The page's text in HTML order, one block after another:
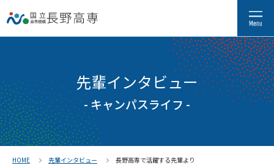
先輩インタビュー
- キャンパスライフ -
HOME 先輩インタビュー 長野高専で活躍する先輩より